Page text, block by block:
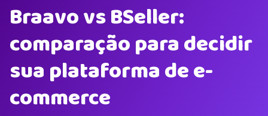
Braavo vs BSeller:
comparação para decidir
sua plataforma de e-
commerce